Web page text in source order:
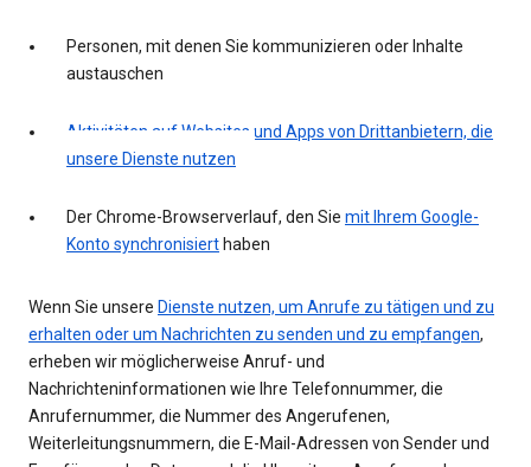
Personen, mit denen Sie kommunizieren oder Inhalte
austauschen
Aktivitäten auf Websites und Apps von Drittanbietern, die
unsere Dienste nutzen
Der Chrome-Browserverlauf, den Sie mit Ihrem Google-
Konto synchronisiert haben
Wenn Sie unsere Dienste nutzen, um Anrufe zu tätigen und zu
erhalten oder um Nachrichten zu senden und zu empfangen,
erheben wir möglicherweise Anruf- und
Nachrichteninformationen wie Ihre Telefonnummer, die
Anrufernummer, die Nummer des Angerufenen,
Weiterleitungsnummern, die E-Mail-Adressen von Sender und